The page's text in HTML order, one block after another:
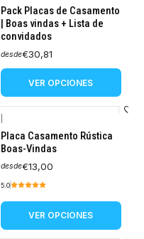
Pack Placas de Casamento
| Boas vindas + Lista de
convidados
desde€30,81
VER OPCIONES
Placa Casamento Rústica
Boas-Vindas
desde€13,00
5.0
VER OPCIONES